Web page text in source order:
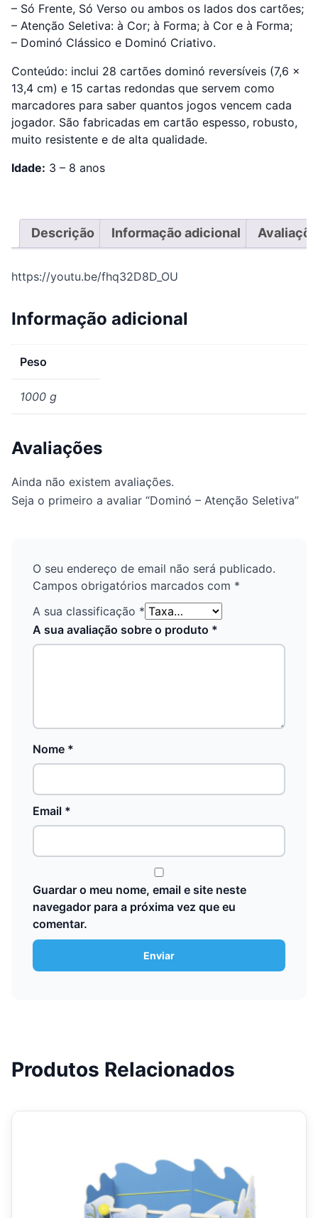
– Só Frente, Só Verso ou ambos os lados dos cartões;
– Atenção Seletiva: à Cor; à Forma; à Cor e à Forma;
– Dominó Clássico e Dominó Criativo.
Conteúdo: inclui 28 cartões dominó reversíveis (7,6 x
13,4 cm) e 15 cartas redondas que servem como
marcadores para saber quantos jogos vencem cada
jogador. São fabricadas em cartão espesso, robusto,
muito resistente e de alta qualidade.
Idade: 3 – 8 anos
Descrição Informação adicional
https://youtu.be/fhq32D8D_OU
Informação adicional
Peso
1000 g
Avaliações
Ainda não existem avaliações.
Seja o primeiro a avaliar “Dominó – Atenção Seletiva”
O seu endereço de email não será publicado.
Campos obrigatórios marcados com *
A sua classificação *
A sua avaliação sobre o produto *
Nome *
Email *
Guardar o meu nome, email e site neste
navegador para a próxima vez que eu
comentar.
Produtos Relacionados